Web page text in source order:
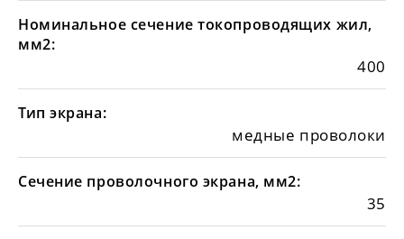
Номинальное сечение токопроводящих жил,
мм2:
400
Тип экрана:
медные проволоки
Сечение проволочного экрана, мм2:
35